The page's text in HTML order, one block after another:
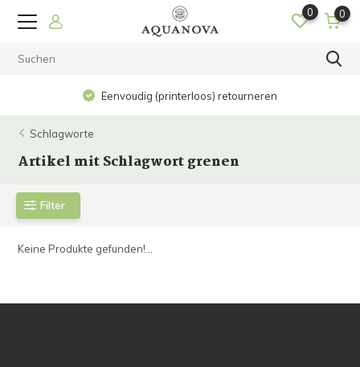
0 0
Eenvoudig (printerloos) retourneren
Schlagworte
Artikel mit Schlagwort grenen
Filter
Keine Produkte gefunden!...